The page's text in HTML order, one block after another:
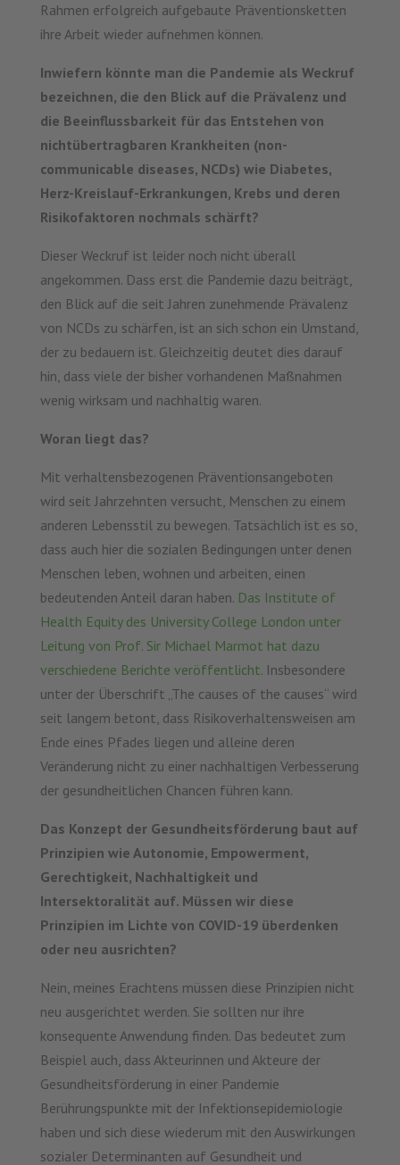
Rahmen erfolgreich aufgebaute Präventionsketten
ihre Arbeit wieder aufnehmen können.
Inwiefern könnte man die Pandemie als Weckruf
bezeichnen, die den Blick auf die Prävalenz und
die Beeinflussbarkeit für das Entstehen von
nichtübertragbaren Krankheiten (non-
communicable diseases, NCDs) wie Diabetes,
Herz-Kreislauf-Erkrankungen, Krebs und deren
Risikofaktoren nochmals schärft?
Dieser Weckruf ist leider noch nicht überall
angekommen. Dass erst die Pandemie dazu beiträgt,
den Blick auf die seit Jahren zunehmende Prävalenz
von NCDs zu schärfen, ist an sich schon ein Umstand,
der zu bedauern ist. Gleichzeitig deutet dies darauf
hin, dass viele der bisher vorhandenen Maßnahmen
wenig wirksam und nachhaltig waren.
Woran liegt das?
Mit verhaltensbezogenen Präventionsangeboten
wird seit Jahrzehnten versucht, Menschen zu einem
anderen Lebensstil zu bewegen. Tatsächlich ist es so,
dass auch hier die sozialen Bedingungen unter denen
Menschen leben, wohnen und arbeiten, einen
bedeutenden Anteil daran haben. Das Institute of
Health Equity des University College London unter
Leitung von Prof. Sir Michael Marmot hat dazu
verschiedene Berichte veröffentlicht.Insbesondere
unter der Überschrift „The causes of the causes“ wird
seit langem betont, dass Risikoverhaltensweisen am
Ende eines Pfades liegen und alleine deren
Veränderung nicht zu einer nachhaltigen Verbesserung
der gesundheitlichen Chancen führen kann.
Das Konzept der Gesundheitsförderung baut auf
Prinzipien wie Autonomie, Empowerment,
Gerechtigkeit, Nachhaltigkeit und
Intersektoralität auf. Müssen wir diese
Prinzipien im Lichte von COVID-19 überdenken
oder neu ausrichten?
Nein, meines Erachtens müssen diese Prinzipien nicht
neu ausgerichtet werden. Sie sollten nur ihre
konsequente Anwendung finden. Das bedeutet zum
Beispiel auch, dass Akteurinnen und Akteure der
Gesundheitsförderung in einer Pandemie
Berührungspunkte mit der Infektionsepidemiologie
haben und sich diese wiederum mit den Auswirkungen
sozialer Determinanten auf Gesundheit und